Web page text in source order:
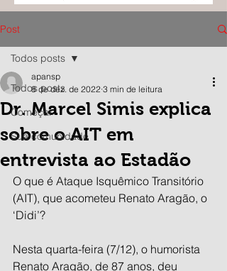
Post
Todos posts
Começar
Sua comunidade
Todos posts
Dr. Marcel Simis explica
sobre o AIT em
entrevista ao Estadão
apansp
8 de dez. de 2022 3 min de leitura
O que é Ataque Isquêmico Transitório
(AIT), que acometeu Renato Aragão, o
‘Didi’?
Nesta quarta-feira (7/12), o humorista
Renato Aragão, de 87 anos, deu